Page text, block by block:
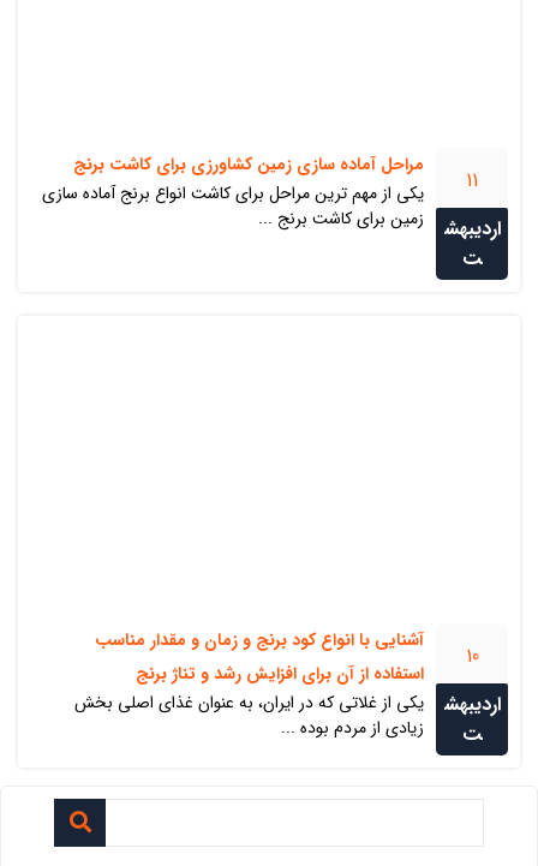
11
اردیبهش
ت
مراحل آماده سازی زمین کشاورزی برای کاشت برنج
یکی از مهم ترین مراحل برای کاشت انواع برنج آماده سازی
زمین برای کاشت برنج ...
10
اردیبهش
ت
آشنایی با انواع کود برنج و زمان و مقدار مناسب
استفاده از آن برای افزایش رشد و تناژ برنج
یکی از غلاتی که در ایران، به عنوان غذای اصلی بخش
زیادی از مردم بوده ...